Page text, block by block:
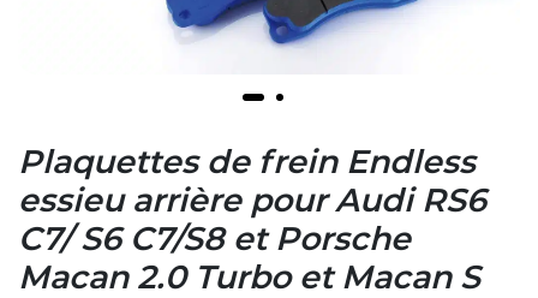
Plaquettes de frein Endless
essieu arrière pour Audi RS6
C7/ S6 C7/S8 et Porsche
Macan 2.0 Turbo et Macan S